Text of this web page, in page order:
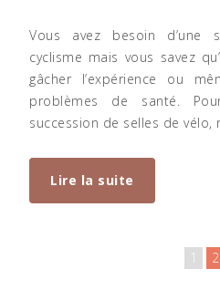
Vous avez besoin d’une
cyclisme mais vous savez
gâcher l’expérience ou
problèmes de santé.
succession de selles de vélo,
Lire la suite
1 2